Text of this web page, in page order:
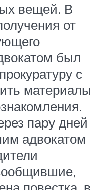
вещей. В
от
был
с
материалы
пару дней
адвокатом